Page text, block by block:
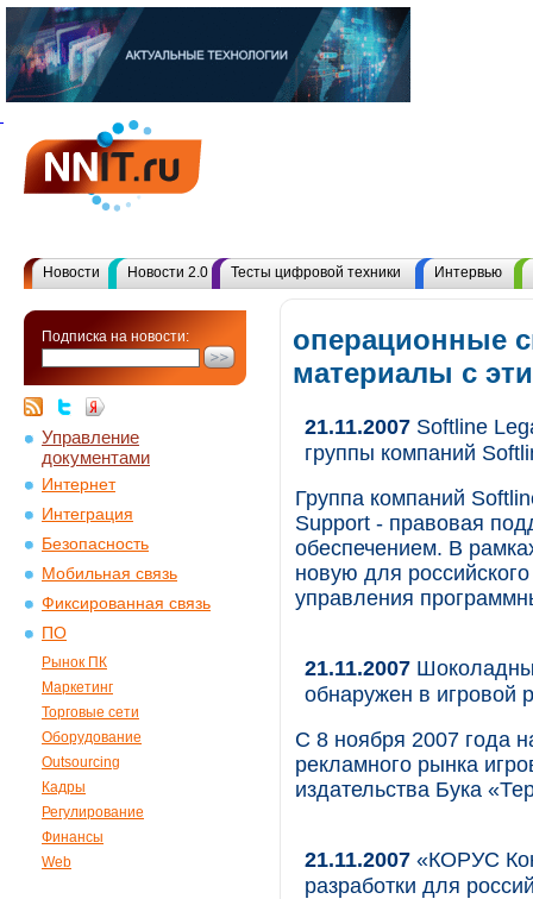
Новости Новости 2.0 Тесты цифровой техники Интервью
Подписка на новости:
Управление
документами
Интернет
Интеграция
Безопасность
Мобильная связь
Фиксированная связь
ПО
Рынок ПК
Маркетинг
Торговые сети
Оборудование
Outsourcing
Кадры
Регулирование
Финансы
Web
операционные
материалы с
21.11.2007 Softline
группы компаний
Группа компаний
Support - правовая
обеспечением. В
новую для
управления
21.11.2007
обнаружен в игровой
С 8 ноября 2007 года
рекламного рынка
издательства Бука
21.11.2007 «КОРУС
разработки для